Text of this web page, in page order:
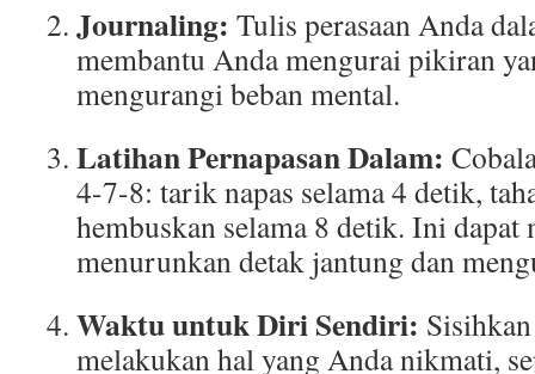
Journaling: Tulis perasaan Anda
membantu Anda mengurai pikiran
mengurangi beban mental.
Latihan Pernapasan Dalam:
4-7-8: tarik napas selama 4 detik,
hembuskan selama 8 detik. Ini dapat
menurunkan detak jantung dan
Waktu untuk Diri Sendiri:
melakukan hal yang Anda nikmati,